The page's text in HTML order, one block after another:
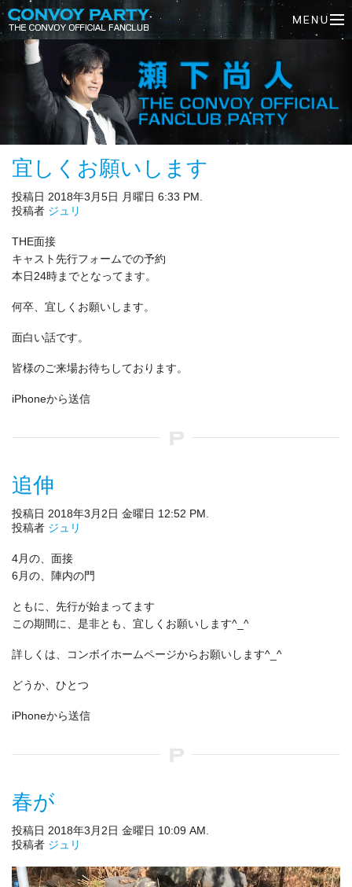
宜しくお願いします
投稿日 2018年3月5日 月曜日 6:33 PM.
投稿者 ジュリ
THE面接
キャスト先行フォームでの予約
本日24時までとなってます。
何卒、宜しくお願いします。
面白い話です。
皆様のご来場お待ちしております。
iPhoneから送信
追伸
投稿日 2018年3月2日 金曜日 12:52 PM.
投稿者 ジュリ
4月の、面接
6月の、陣内の門
ともに、先行が始まってます
この期間に、是非とも、宜しくお願いします^_^
詳しくは、コンボイホームページからお願いします^_^
どうか、ひとつ
iPhoneから送信
春が
投稿日 2018年3月2日 金曜日 10:09 AM.
投稿者 ジュリ